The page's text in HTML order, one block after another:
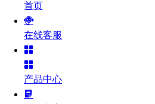
首页
在线客服
产品中心